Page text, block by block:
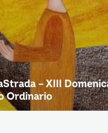
– XIII
Ordinario